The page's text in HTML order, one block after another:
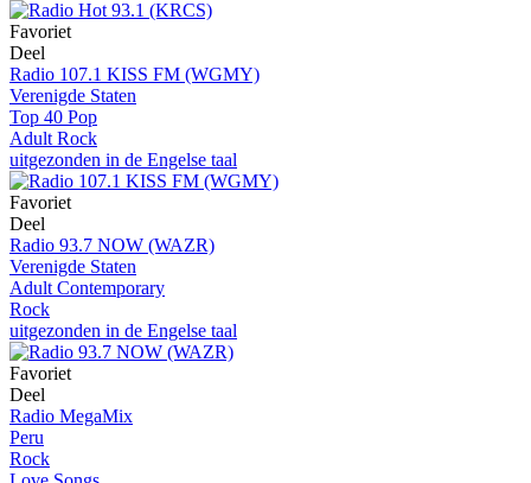
Favoriet
Deel
Radio 107.1 KISS FM (WGMY)
Verenigde Staten
Top 40 Pop
Adult Rock
uitgezonden in de Engelse taal
Favoriet
Deel
Radio 93.7 NOW (WAZR)
Verenigde Staten
Adult Contemporary
Rock
uitgezonden in de Engelse taal
Favoriet
Deel
Radio MegaMix
Peru
Rock